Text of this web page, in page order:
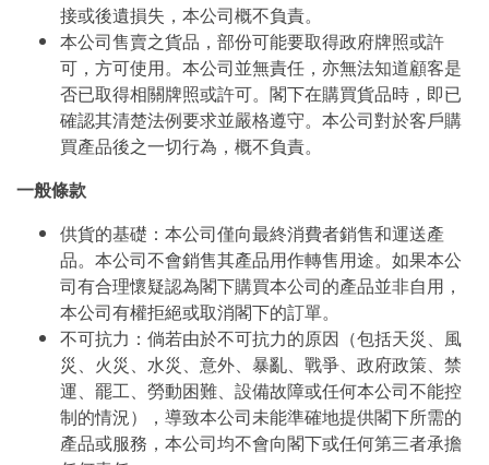
接或後遺損失，本公司概不負責。
本公司售賣之貨品，部份可能要取得政府牌照或許
可，方可使用。本公司並無責任，亦無法知道顧客是
否已取得相關牌照或許可。閣下在購買貨品時，即已
確認其清楚法例要求並嚴格遵守。本公司對於客戶購
買產品後之一切行為，概不負責。
一般條款
供貨的基礎：本公司僅向最終消費者銷售和運送產
品。本公司不會銷售其產品用作轉售用途。如果本公
司有合理懷疑認為閣下購買本公司的產品並非自用，
本公司有權拒絕或取消閣下的訂單。
不可抗力：倘若由於不可抗力的原因（包括天災、風
災、火災、水災、意外、暴亂、戰爭、政府政策、禁
運、罷工、勞動困難、設備故障或任何本公司不能控
制的情況），導致本公司未能準確地提供閣下所需的
產品或服務，本公司均不會向閣下或任何第三者承擔